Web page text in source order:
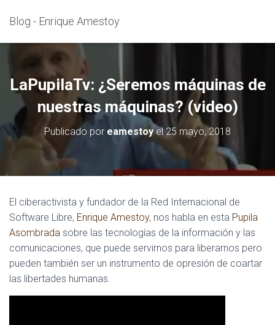
Blog - Enrique Amestoy
LaPupilaTv: ¿Seremos máquinas de
nuestras máquinas? (video)
Publicado por eamestoyel25 mayo, 2018
El ciberactivista y fundador de la Red Internacional de
Software Libre, Enrique Amestoy, nos habla en esta Pupila
Asombrada sobre las tecnologías de la información y las
comunicaciones, que puede servirnos para liberarnos pero
pueden también ser un instrumento de opresión de coartar
las libertades humanas.